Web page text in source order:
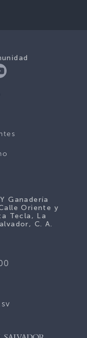
Ganadería
Oriente y
Tecla, La
C. A.